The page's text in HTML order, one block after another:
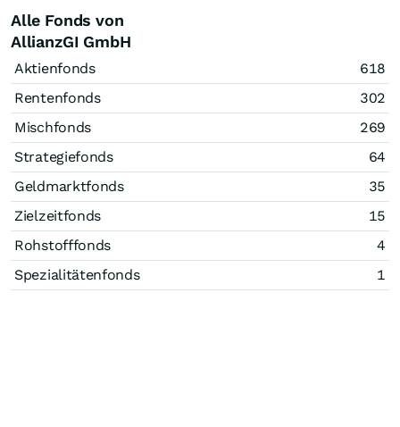
Alle Fonds von
AllianzGI GmbH
Aktienfonds
618
Rentenfonds
302
Mischfonds
269
Strategiefonds
64
Geldmarktfonds
35
Zielzeitfonds
15
Rohstofffonds
4
Spezialitätenfonds
1